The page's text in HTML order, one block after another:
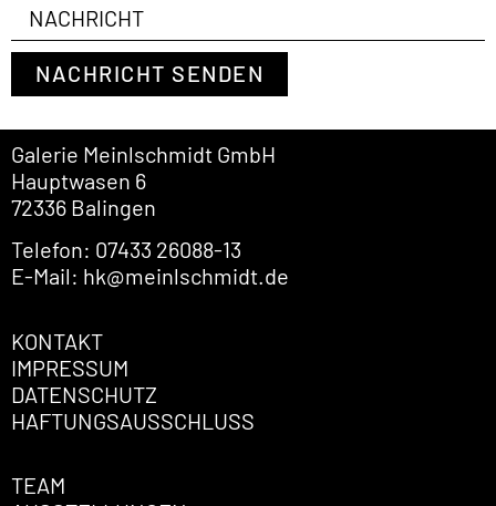
NACHRICHT SENDEN
Galerie Meinlschmidt GmbH
Hauptwasen 6
72336 Balingen
Telefon: 07433 26088-13
E-Mail: hk@meinlschmidt.de
KONTAKT
IMPRESSUM
DATENSCHUTZ
HAFTUNGSAUSSCHLUSS
TEAM